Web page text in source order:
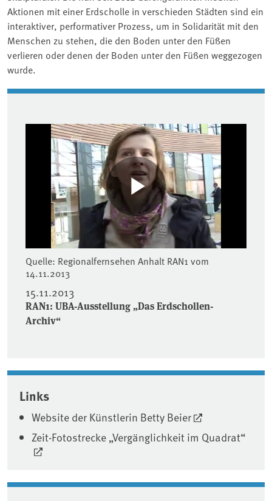
Aktionen mit einer Erdscholle in verschieden Städten sind ein
interaktiver, performativer Prozess, um in Solidarität mit den
Menschen zu stehen, die den Boden unter den Füßen
verlieren oder denen der Boden unter den Füßen weggezogen
wurde.
Associated content
Quelle: Regionalfernsehen Anhalt RAN1 vom
14.11.2013
15.11.2013
RAN1: UBA-Ausstellung „Das Erdschollen-
Archiv“
Links
Website der Künstlerin Betty Beier
Zeit-Fotostrecke „Vergänglichkeit im Quadrat“